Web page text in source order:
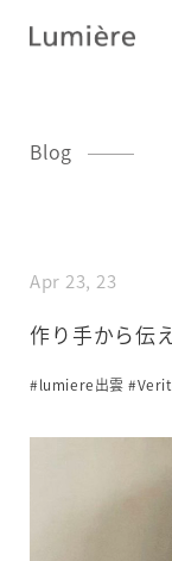
Blog
Apr 23, 23
作り手から伝
#lumiere出雲